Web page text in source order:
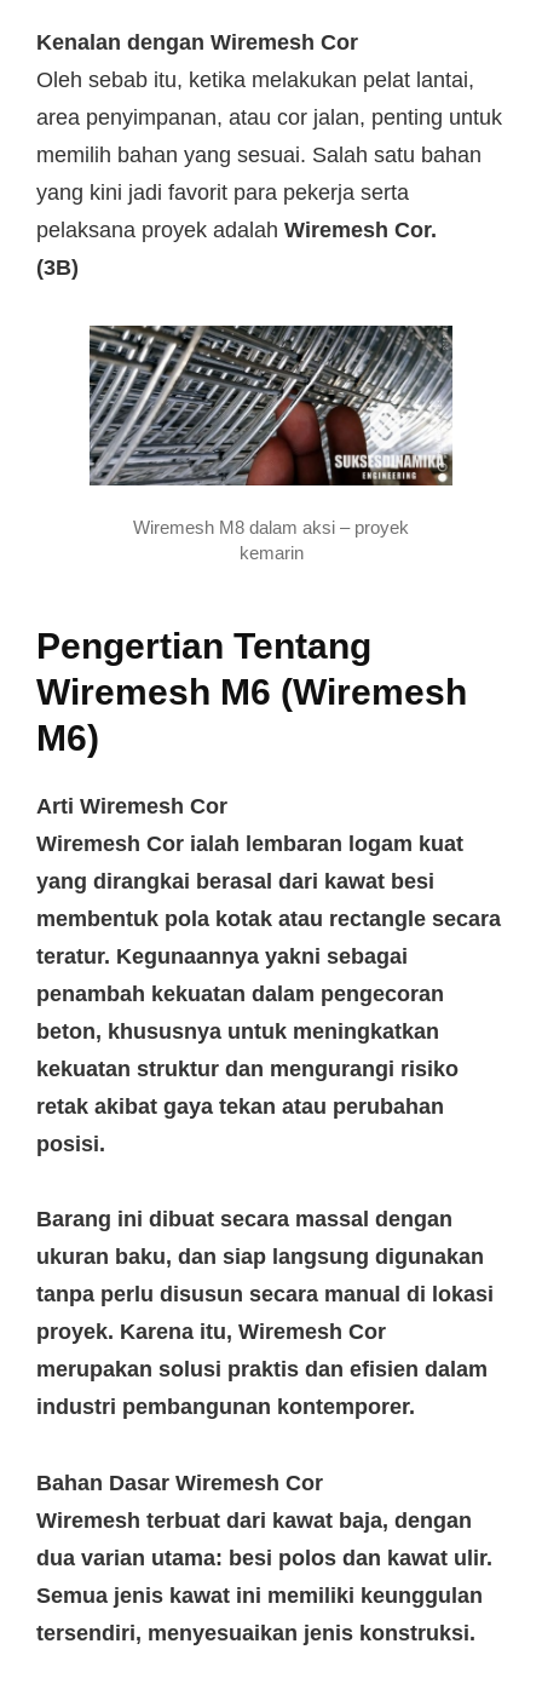
Kenalan dengan Wiremesh Cor
Oleh sebab itu, ketika melakukan pelat lantai,
area penyimpanan, atau cor jalan, penting untuk
memilih bahan yang sesuai. Salah satu bahan
yang kini jadi favorit para pekerja serta
pelaksana proyek adalah Wiremesh Cor.
(3B)
Wiremesh M8 dalam aksi – proyek
kemarin
Pengertian Tentang
Wiremesh M6 (Wiremesh
M6)
Arti Wiremesh Cor
Wiremesh Cor ialah lembaran logam kuat
yang dirangkai berasal dari kawat besi
membentuk pola kotak atau rectangle secara
teratur. Kegunaannya yakni sebagai
penambah kekuatan dalam pengecoran
beton, khususnya untuk meningkatkan
kekuatan struktur dan mengurangi risiko
retak akibat gaya tekan atau perubahan
posisi.
Barang ini dibuat secara massal dengan
ukuran baku, dan siap langsung digunakan
tanpa perlu disusun secara manual di lokasi
proyek. Karena itu, Wiremesh Cor
merupakan solusi praktis dan efisien dalam
industri pembangunan kontemporer.
Bahan Dasar Wiremesh Cor
Wiremesh terbuat dari kawat baja, dengan
dua varian utama: besi polos dan kawat ulir.
Semua jenis kawat ini memiliki keunggulan
tersendiri, menyesuaikan jenis konstruksi.